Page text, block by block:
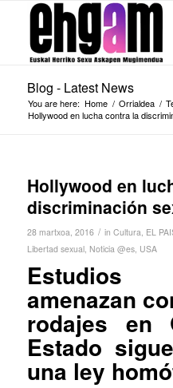
Blog - Latest News
You are here: Home / Orrialdea /
Hollywood en lucha contra la
Hollywood en
discriminación
28 martxoa, 2016 / in Cultura, EL
Libertad sexual, Noticia @es, USA
amenazan
rodajes en
Estado
una ley